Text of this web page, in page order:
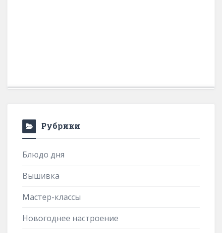
Рубрики
Блюдо дня
Вышивка
Мастер-классы
Новогоднее настроение